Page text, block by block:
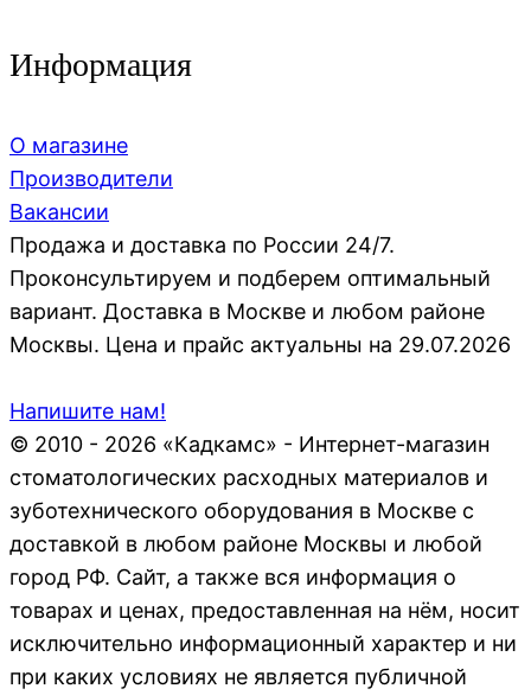
Информация
О магазине
Производители
Вакансии
Продажа и доставка по России 24/7.
Проконсультируем и подберем оптимальный
вариант. Доставка в Москве и любом районе
Москвы. Цена и прайс актуальны на 29.07.2026
Напишите нам!
© 2010 - 2026 «Кадкамс» - Интернет-магазин
стоматологических расходных материалов и
зуботехнического оборудования в Москве с
доставкой в любом районе Москвы и любой
город РФ. Сайт, а также вся информация о
товарах и ценах, предоставленная на нём, носит
исключительно информационный характер и ни
при каких условиях не является публичной